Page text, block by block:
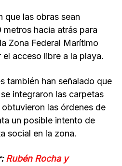
que las obras sean
metros hacia atrás para
Zona Federal Marítimo
acceso libre a la playa.
también han señalado que
integraron las carpetas
las órdenes de
un posible intento de
social en la zona.
Rubén Rocha y